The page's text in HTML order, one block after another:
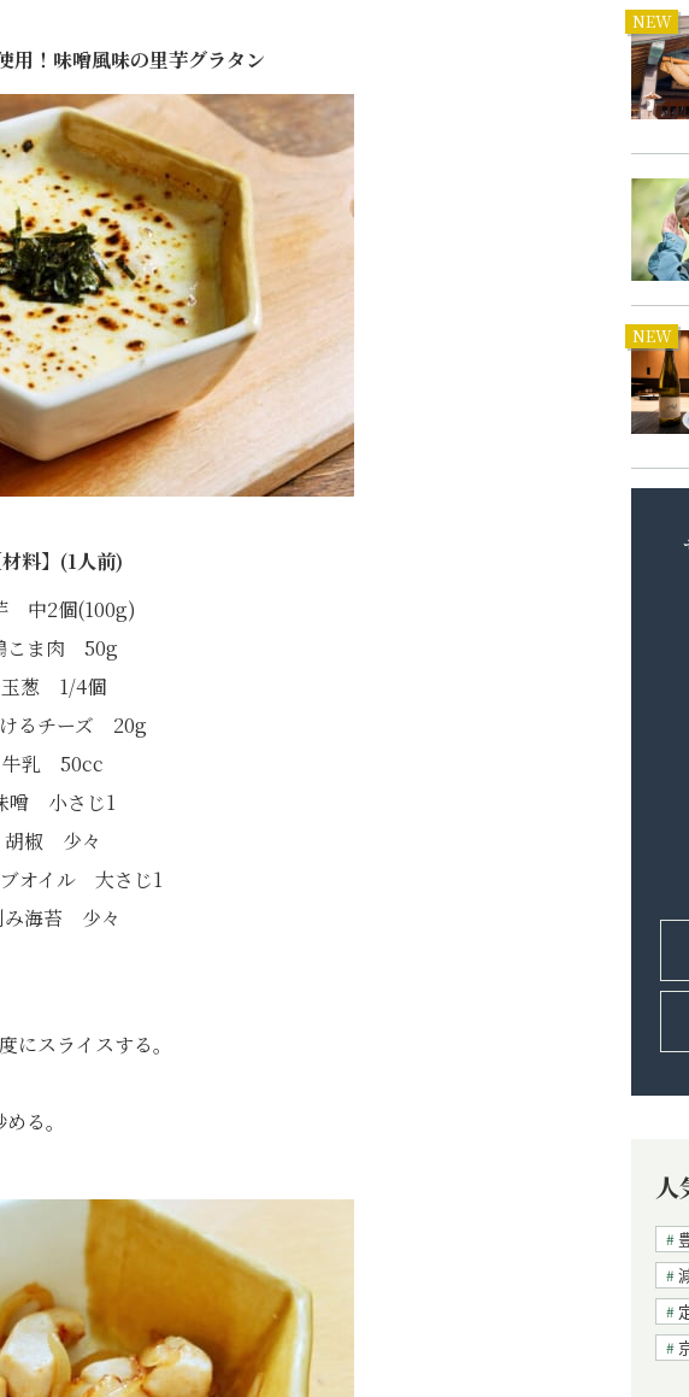
用！味噌風味の里芋グラタン
料】(1人前)
中2個(100g)
こま肉 50g
玉葱 1/4個
るチーズ 20g
牛乳 50cc
噌 小さじ1
胡椒 少々
オイル 大さじ1
み海苔 少々
スライスする。
る。
NEW
NEW
人